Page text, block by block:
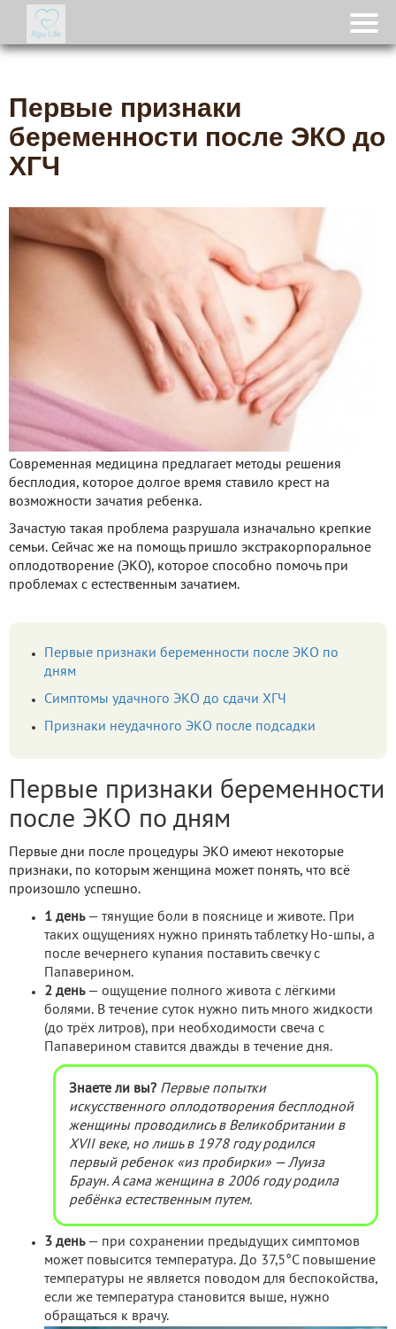
Первые признаки
беременности после ЭКО до
ХГЧ
Современная медицина предлагает методы решения
бесплодия, которое долгое время ставило крест на
возможности зачатия ребенка.
Зачастую такая проблема разрушала изначально крепкие
семьи. Сейчас же на помощь пришло экстракорпоральное
оплодотворение (ЭКО), которое способно помочь при
проблемах с естественным зачатием.
Первые признаки беременности после ЭКО по
дням
Симптомы удачного ЭКО до сдачи ХГЧ
Признаки неудачного ЭКО после подсадки
Первые признаки беременности
после ЭКО по дням
Первые дни после процедуры ЭКО имеют некоторые
признаки, по которым женщина может понять, что всё
произошло успешно.
1 день— тянущие боли в пояснице и животе. При
таких ощущениях нужно принять таблетку Но-шпы, а
после вечернего купания поставить свечку с
Папаверином.
2 день— ощущение полного живота с лёгкими
болями. В течение суток нужно пить много жидкости
(до трёх литров), при необходимости свеча с
Папаверином ставится дважды в течение дня.
Знаете ли вы? Первые попытки
искусственного оплодотворения бесплодной
женщины проводились в Великобритании в
XVII веке, но лишь в 1978 году родился
первый ребенок «из пробирки» — Луиза
Браун. А сама женщина в 2006 году родила
ребёнка естественным путем.
3 день— при сохранении предыдущих симптомов
может повысится температура. До 37,5°С повышение
температуры не является поводом для беспокойства,
если же температура становится выше, нужно
обращаться к врачу.